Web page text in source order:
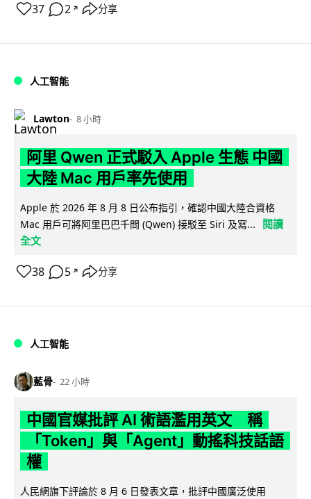
37 2 ↗ 分享
人工智能
Lawton 8 小時
阿里 Qwen 正式駁入 Apple 生態 中國
大陸 Mac 用戶率先使用
Apple 於 2026 年 8 月 8 日公布指引，確認中國大陸合資格
Mac 用戶可將阿里巴巴千問 (Qwen) 接駁至 Siri 及寫...
閱讀
全文
38 5 ↗ 分享
人工智能
藍骨 22 小時
中國官媒批評 AI 術語濫用英文 稱
「Token」與「Agent」動搖科技話語
權
人民網旗下評論於 8 月 6 日發表文章，批評中國廣泛使用